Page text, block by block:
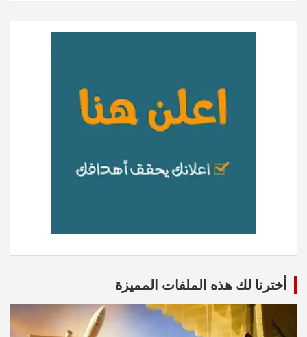
أخترنا لك هذه الملفات المميزة